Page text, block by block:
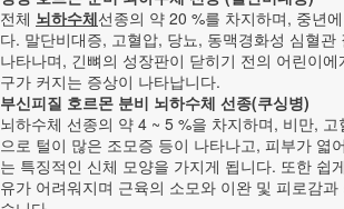
전체 뇌하수체선종의 약 20 %를 차지하며, 중년
다. 말단비대증, 고혈압, 당뇨, 동맥경화성 심혈관
나타나며, 긴뼈의 성장판이 닫히기 전의 어린이
구가 커지는 증상이 나타납니다.
부신피질 호르몬 분비 뇌하수체 선종(쿠싱병)
뇌하수체 선종의 약 4 ~ 5 %을 차지하며, 비만,
으로 털이 많은 조모증 등이 나타나고, 피부가 엷
는 특징적인 신체 모양을 가지게 됩니다. 또한 쉽
유가 어려워지며 근육의 소모와 이완 및 피로감